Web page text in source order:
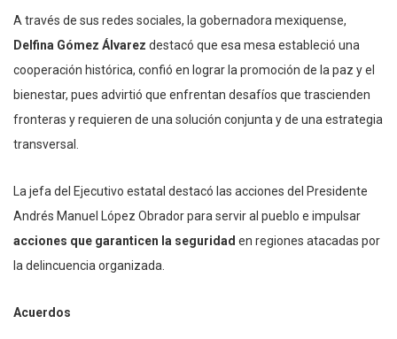
A través de sus redes sociales, la gobernadora mexiquense,
Delfina Gómez Álvarez destacó que esa mesa estableció una
cooperación histórica, confió en lograr la promoción de la paz y el
bienestar, pues advirtió que enfrentan desafíos que trascienden
fronteras y requieren de una solución conjunta y de una estrategia
transversal.
La jefa del Ejecutivo estatal destacó las acciones del Presidente
Andrés Manuel López Obrador para servir al pueblo e impulsar
acciones que garanticen la seguridad en regiones atacadas por
la delincuencia organizada.
Acuerdos